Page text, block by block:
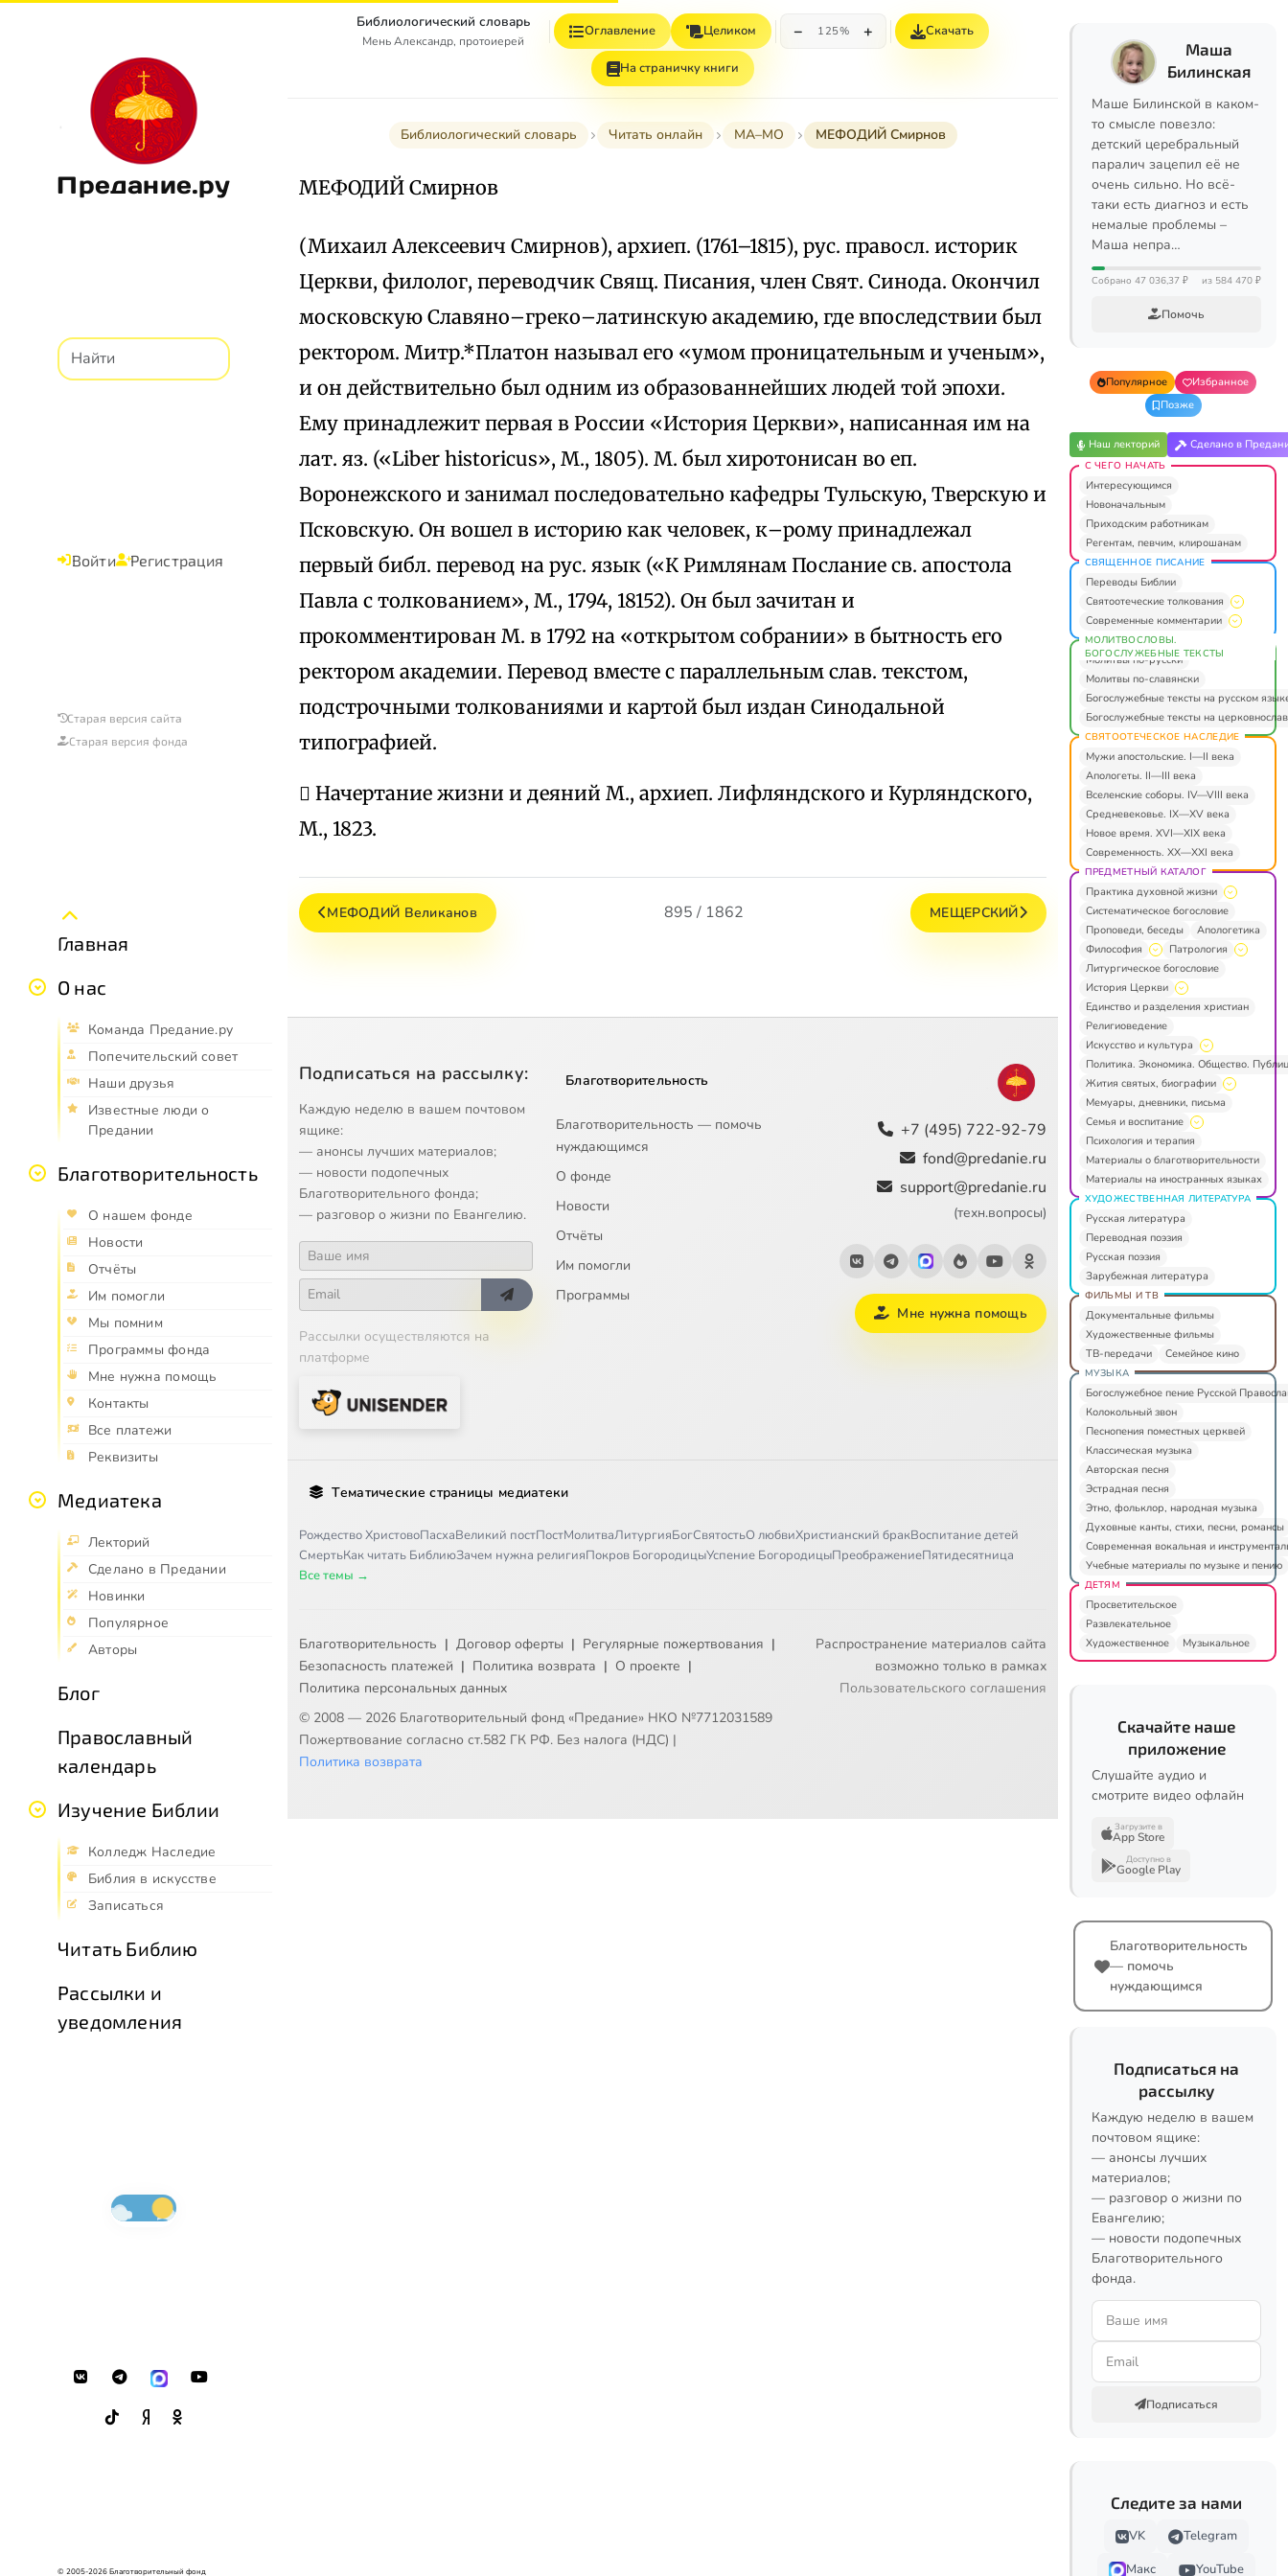
Предание.ру
Войти Регистрация
Старая версия сайта
Старая версия фонда
Главная
О нас
Команда Предание.ру
Попечительский совет
Наши друзья
Известные люди о
Предании
Благотворительность
О нашем фонде
Новости
Отчёты
Им помогли
Мы помним
Программы фонда
Мне нужна помощь
Контакты
Все платежи
Реквизиты
Медиатека
Лекторий
Сделано в Предании
Новинки
Популярное
Авторы
Блог
Православный
календарь
Изучение Библии
Колледж Наследие
Библия в искусстве
Записаться
Читать Библию
Рассылки и
уведомления
© 2005-2026 Благотворительный фонд
Библиологический словарь
Мень Александр, протоиерей
Оглавление Целиком − 125% + Скачать
На страничку книги
Библиологический словарь Читать онлайн МА–МО МЕФОДИЙ Смирнов
МЕФОДИЙ Смирнов
(Михаил Алексеевич Смирнов), архиеп. (1761–1815), рус. правосл. историк
Церкви, филолог, переводчик Свящ. Писания, член Свят. Синода. Окончил
московскую Славяно–греко–латинскую академию, где впоследствии был
ректором. Митр.*Платон называл его «умом проницательным и ученым»,
и он действительно был одним из образованнейших людей той эпохи.
Ему принадлежит первая в России «История Церкви», написанная им на
лат. яз. («Liber historicus», М., 1805). М. был хиротонисан во еп.
Воронежского и занимал последовательно кафедры Тульскую, Тверскую и
Псковскую. Он вошел в историю как человек, к–рому принадлежал
первый библ. перевод на рус. язык («К Римлянам Послание св. апостола
Павла с толкованием», М., 1794, 18152). Он был зачитан и
прокомментирован М. в 1792 на «открытом собрании» в бытность его
ректором академии. Перевод вместе с параллельным слав. текстом,
подстрочными толкованиями и картой был издан Синодальной
типографией.
 Начертание жизни и деяний М., архиеп. Лифляндского и Курляндского,
М., 1823.
МЕФОДИЙ Великанов 895 / 1862 МЕЩЕРСКИЙ
Подписаться на рассылку:
Каждую неделю в вашем почтовом
ящике:
— анонсы лучших материалов;
— новости подопечных
Благотворительного фонда;
— разговор о жизни по Евангелию.
Рассылки осуществляются на
платформе
Благотворительность
Благотворительность — помочь
нуждающимся
О фонде
Новости
Отчёты
Им помогли
Программы
+7 (495) 722-92-79
fond@predanie.ru
support@predanie.ru
(техн.вопросы)
Мне нужна помощь
Тематические страницы медиатеки
Рождество ХристовоПасхаВеликий постПостМолитваЛитургияБогСвятостьО любвиХристианский бракВоспитание детей
СмертьКак читать БиблиюЗачем нужна религияПокров БогородицыУспение БогородицыПреображениеПятидесятница
Все темы →
Благотворительность | Договор оферты | Регулярные пожертвования |
Безопасность платежей | Политика возврата | О проекте |
Политика персональных данных
© 2008 — 2026 Благотворительный фонд «Предание» НКО №7712031589
Пожертвование согласно ст.582 ГК РФ. Без налога (НДС) |
Политика возврата
Распространение материалов сайта
возможно только в рамках
Пользовательского соглашения
Маша
Билинская
Маше Билинской в каком-
то смысле повезло:
детский церебральный
паралич зацепил её не
очень сильно. Но всё-
таки есть диагноз и есть
немалые проблемы –
Маша непра…
Собрано 47 036,37 ₽ из 584 470 ₽
Помочь
Популярное
Избранное
Позже
Наш лекторий Сделано в
С ЧЕГО НАЧАТЬ
Интересующимся
Новоначальным
Приходским работникам
Регентам, певчим, клирошанам
СВЯЩЕННОЕ ПИСАНИЕ
Переводы Библии
Святоотеческие толкования
Современные комментарии
МОЛИТВОСЛОВЫ.
БОГОСЛУЖЕБНЫЕ ТЕКСТЫ
Молитвы по-русски
Молитвы по-славянски
Богослужебные тексты на русском
Богослужебные тексты на
СВЯТООТЕЧЕСКОЕ НАСЛЕДИЕ
Мужи апостольские. I—II века
Апологеты. II—III века
Вселенские соборы. IV—VIII века
Средневековье. IX—XV века
Новое время. XVI—XIX века
Современность. XX—XXI века
ПРЕДМЕТНЫЙ КАТАЛОГ
Практика духовной жизни
Систематическое богословие
Проповеди, беседы
Апологетика
Философия
Патрология
Литургическое богословие
История Церкви
Единство и разделения христиан
Религиоведение
Искусство и культура
Политика. Экономика. Общество.
Жития святых, биографии
Мемуары, дневники, письма
Семья и воспитание
Психология и терапия
Материалы о благотворительности
Материалы на иностранных языках
ХУДОЖЕСТВЕННАЯ ЛИТЕРАТУРА
Русская литература
Переводная поэзия
Русская поэзия
Зарубежная литература
ФИЛЬМЫ И ТВ
Документальные фильмы
Художественные фильмы
ТВ-передачи
Семейное кино
МУЗЫКА
Богослужебное пение Русской
Колокольный звон
Песнопения поместных церквей
Классическая музыка
Авторская песня
Эстрадная песня
Этно, фольклор, народная музыка
Духовные канты, стихи, песни, романсы
Современная вокальная и
Учебные материалы по музыке и пению
ДЕТЯМ
Просветительское
Развлекательное
Художественное
Музыкальное
Скачайте наше
приложение
Слушайте аудио и
смотрите видео офлайн
Загрузите в
App Store
Доступно в
Google Play
Благотворительность
— помочь
нуждающимся
Подписаться на
рассылку
Каждую неделю в вашем
почтовом ящике:
— анонсы лучших
материалов;
— разговор о жизни по
Евангелию;
— новости подопечных
Благотворительного
фонда.
Подписаться
Следите за нами
VK
Telegram
Макс
YouTube